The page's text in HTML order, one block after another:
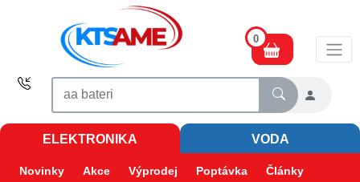
0
ELEKTRONIKA VODA
Novinky Akce Výprodej Poptávka Články